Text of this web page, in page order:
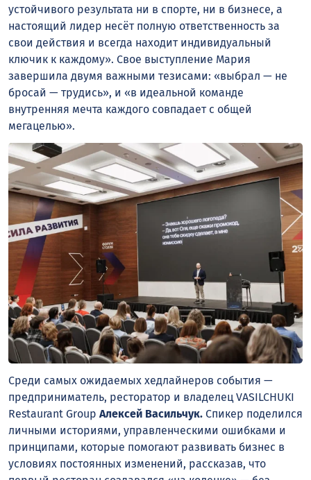
устойчивого результата ни в спорте, ни в бизнесе, а
настоящий лидер несёт полную ответственность за
свои действия и всегда находит индивидуальный
ключик к каждому». Свое выступление Мария
завершила двумя важными тезисами: «выбрал — не
бросай — трудись», и «в идеальной команде
внутренняя мечта каждого совпадает с общей
мегацелью».
Среди самых ожидаемых хедлайнеров события —
предприниматель, ресторатор и владелец VASILCHUKI
Restaurant Group Алексей Васильчук. Спикер поделился
личными историями, управленческими ошибками и
принципами, которые помогают развивать бизнес в
условиях постоянных изменений, рассказав, что